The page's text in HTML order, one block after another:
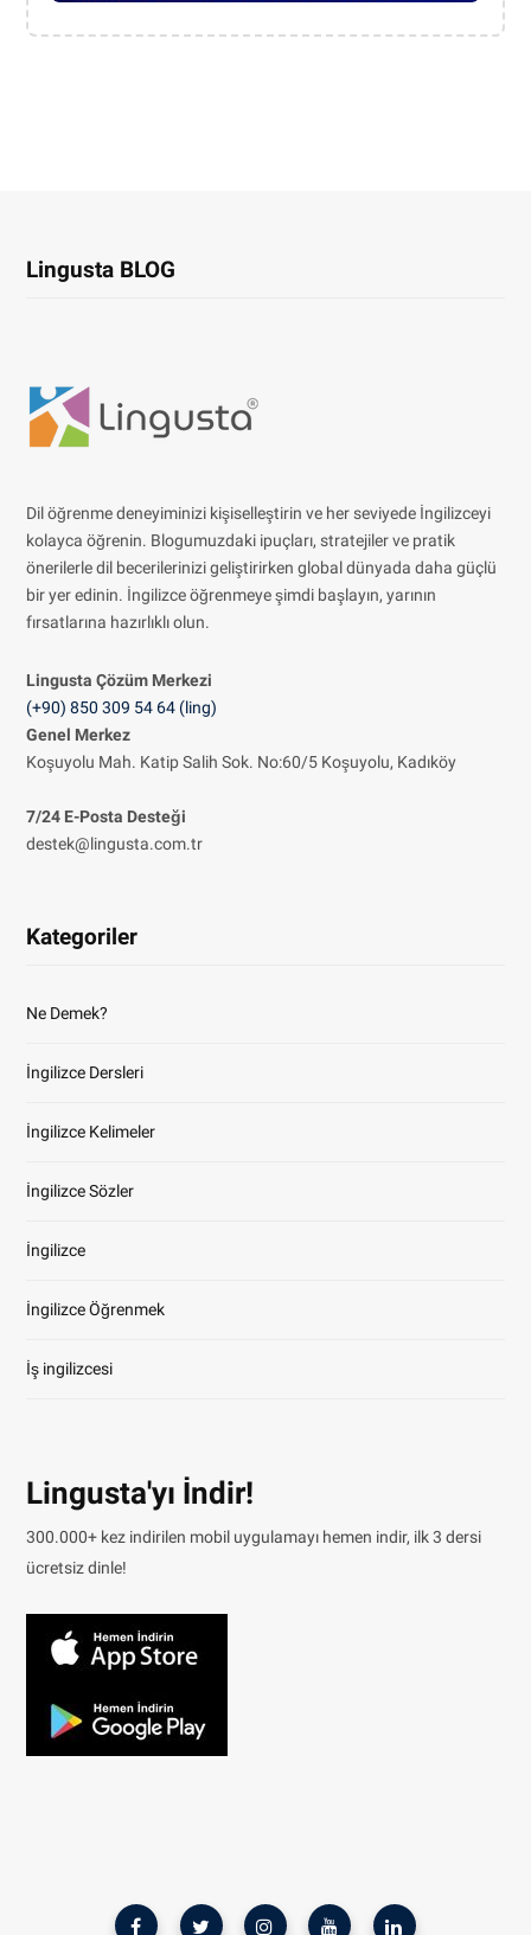
Lingusta BLOG
Dil öğrenme deneyiminizi kişiselleştirin ve her seviyede İngilizceyi
kolayca öğrenin. Blogumuzdaki ipuçları, stratejiler ve pratik
önerilerle dil becerilerinizi geliştirirken global dünyada daha güçlü
bir yer edinin. İngilizce öğrenmeye şimdi başlayın, yarının
fırsatlarına hazırlıklı olun.
Lingusta Çözüm Merkezi
(+90) 850 309 54 64 (ling)
Genel Merkez
Koşuyolu Mah. Katip Salih Sok. No:60/5 Koşuyolu, Kadıköy
7/24 E-Posta Desteği
destek@lingusta.com.tr
Kategoriler
Ne Demek?
İngilizce Dersleri
İngilizce Kelimeler
İngilizce Sözler
İngilizce
İngilizce Öğrenmek
İş ingilizcesi
Lingusta'yı İndir!
300.000+ kez indirilen mobil uygulamayı hemen indir, ilk 3 dersi
ücretsiz dinle!